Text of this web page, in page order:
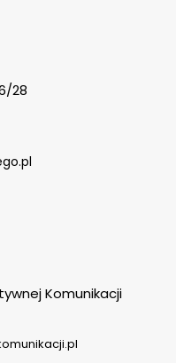
28
Komunikacji